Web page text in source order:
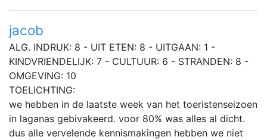
jacob
ALG. INDRUK: 8 - UIT ETEN: 8 - UITGAAN: 1 -
KINDVRIENDELIJK: 7 - CULTUUR: 6 - STRANDEN: 8 -
OMGEVING: 10
TOELICHTING:
we hebben in de laatste week van het toeristenseizoen
in laganas gebivakeerd. voor 80% was alles al dicht.
dus alle vervelende kennismakingen hebben we niet